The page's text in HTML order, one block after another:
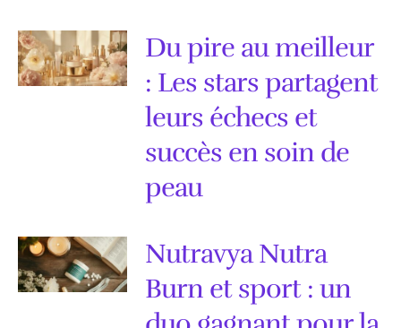
Du pire au meilleur
: Les stars partagent
leurs échecs et
succès en soin de
peau
Nutravya Nutra
Burn et sport : un